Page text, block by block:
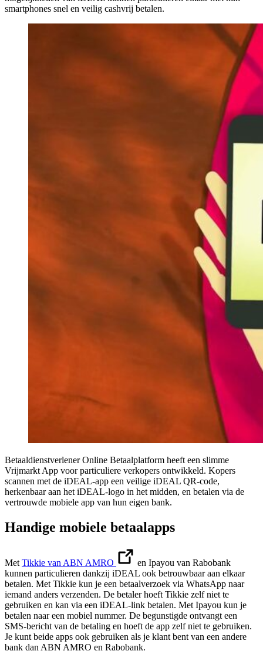
smartphones snel en veilig cashvrij betalen.
Betaaldienstverlener Online Betaalplatform heeft een slimme
Vrijmarkt App voor particuliere verkopers ontwikkeld. Kopers
scannen met de iDEAL-app een veilige iDEAL QR-code,
herkenbaar aan het iDEAL-logo in het midden, en betalen via de
vertrouwde mobiele app van hun eigen bank.
Handige mobiele betaalapps
Met Tikkie van ABN AMRO
en Ipayou van Rabobank
kunnen particulieren dankzij iDEAL ook betrouwbaar aan elkaar
betalen. Met Tikkie kun je een betaalverzoek via WhatsApp naar
iemand anders verzenden. De betaler hoeft Tikkie zelf niet te
gebruiken en kan via een iDEAL-link betalen. Met Ipayou kun je
betalen naar een mobiel nummer. De begunstigde ontvangt een
SMS-bericht van de betaling en hoeft de app zelf niet te gebruiken.
Je kunt beide apps ook gebruiken als je klant bent van een andere
bank dan ABN AMRO en Rabobank.